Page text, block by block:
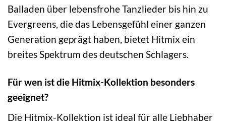
Balladen über lebensfrohe Tanzlieder bis hin zu
Evergreens, die das Lebensgefühl einer ganzen
Generation geprägt haben, bietet Hitmix ein
breites Spektrum des deutschen Schlagers.
Für wen ist die Hitmix-Kollektion besonders
geeignet?
Die Hitmix-Kollektion ist ideal für alle Liebhaber